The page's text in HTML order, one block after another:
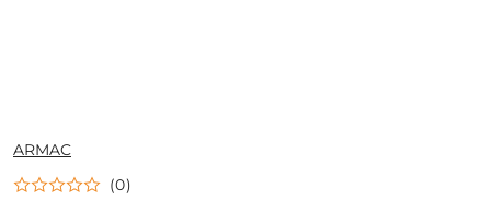
NAZWA
PRODUCENTA:
ARMAC
(0)